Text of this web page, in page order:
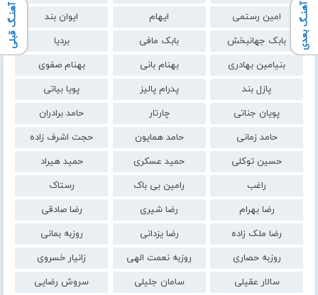
امین رستمی
ایهام
ایوان بند
بابک جهانبخش
بابک مافی
بردیا
بنیامین بهادری
بهنام بانی
بهنام صفوی
پازل بند
پدرام پالیز
پویا بیاتی
پویان جناتی
چارتار
حامد برادران
حامد زمانی
حامد همایون
حجت اشرف زاده
حسین توکلی
حمید عسکری
حمید هیراد
راغب
رامین بی باک
رستاک
رضا بهرام
رضا شیری
رضا صادقی
رضا ملک زاده
رضا یزدانی
روزبه بمانی
روزبه حصاری
روزبه نعمت الهی
زانیار خسروی
سالار عقیلی
سامان جلیلی
سروش رضایی
آهنـگ بعدی آهنـگ قبلی